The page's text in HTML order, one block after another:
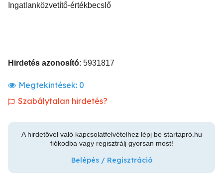
Ingatlanközvetítő-értékbecslő
Hirdetés azonosító: 5931817
Megtekintések: 0
Szabálytalan hirdetés?
A hirdetővel való kapcsolatfelvételhez lépj be startapró.hu
fiókodba vagy regisztrálj gyorsan most!
Belépés / Regisztráció